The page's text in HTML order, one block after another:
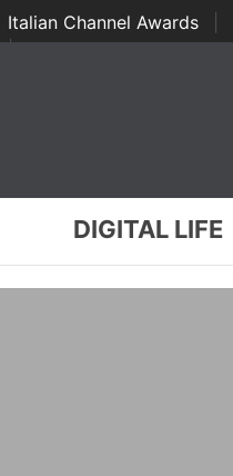
Italian Channel Awards
| ...
DIGITAL LIFE